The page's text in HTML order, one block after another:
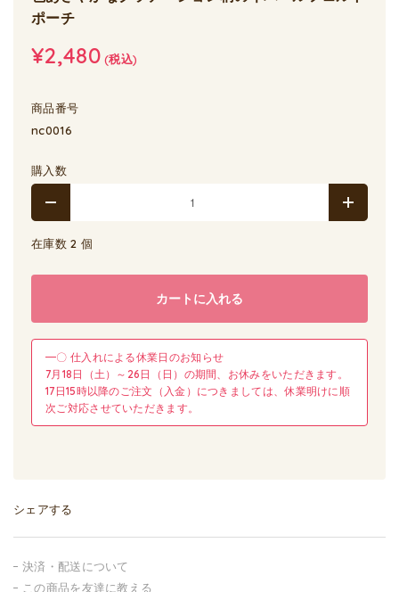
ポーチ
¥2,480(税込)
商品番号
nc0016
購入数
在庫数 2 個
カートに入れる
━〇 仕入れによる休業日のお知らせ
7月18日（土）～26日（日）の期間、お休みをいただきます。
17日15時以降のご注文（入金）につきましては、休業明けに順
次ご対応させていただきます。
シェアする
決済・配送について
この商品を友達に教える